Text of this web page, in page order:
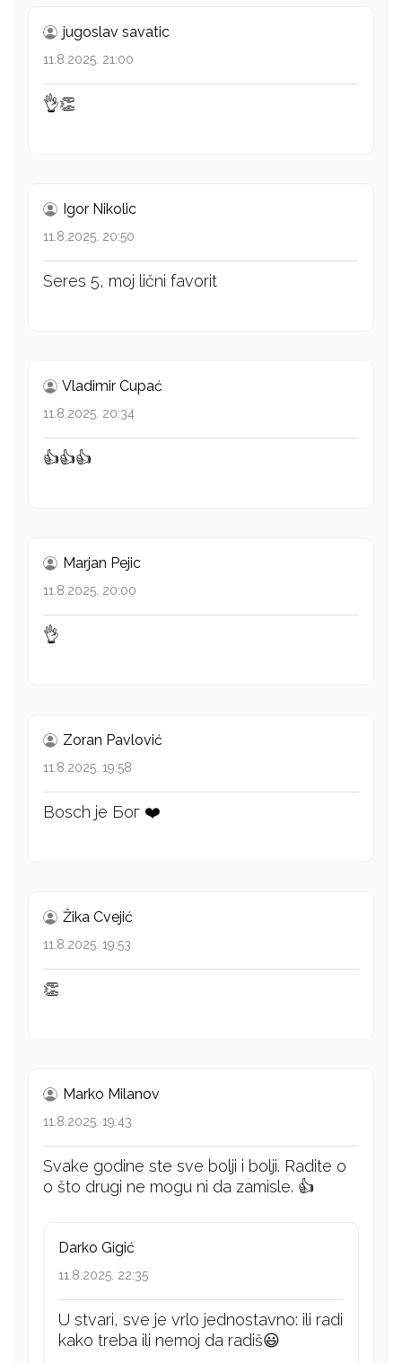
jugoslav savatic
11.8.2025. 21:00
👌👏
Igor Nikolic
11.8.2025. 20:50
Seres 5, moj lični favorit
Vladimir Cupać
11.8.2025. 20:34
👍👍👍
Marjan Pejic
11.8.2025. 20:00
👌
Zoran Pavlović
11.8.2025. 19:58
Bosch je Бог ❤️
Žika Cvejić
11.8.2025. 19:53
👏
Marko Milanov
11.8.2025. 19:43
Svake godine ste sve bolji i bolji. Radite o
o što drugi ne mogu ni da zamisle. 👍
Darko Gigić
11.8.2025. 22:35
U stvari, sve je vrlo jednostavno: ili radi
kako treba ili nemoj da radiš😃